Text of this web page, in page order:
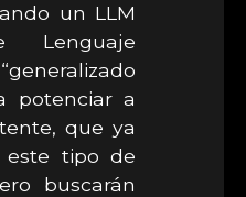
un LLM
Lenguaje
potenciar a
que ya
este tipo de
buscarán